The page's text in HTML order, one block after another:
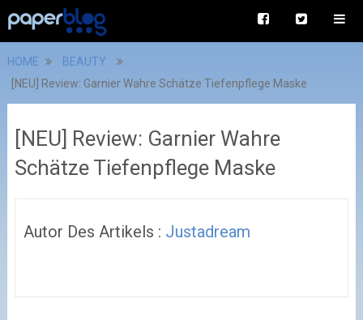
HOME
BEAUTY
[NEU] Review: Garnier Wahre Schätze Tiefenpflege Maske
[NEU] Review: Garnier Wahre
Schätze Tiefenpflege Maske
Autor Des Artikels : Justadream